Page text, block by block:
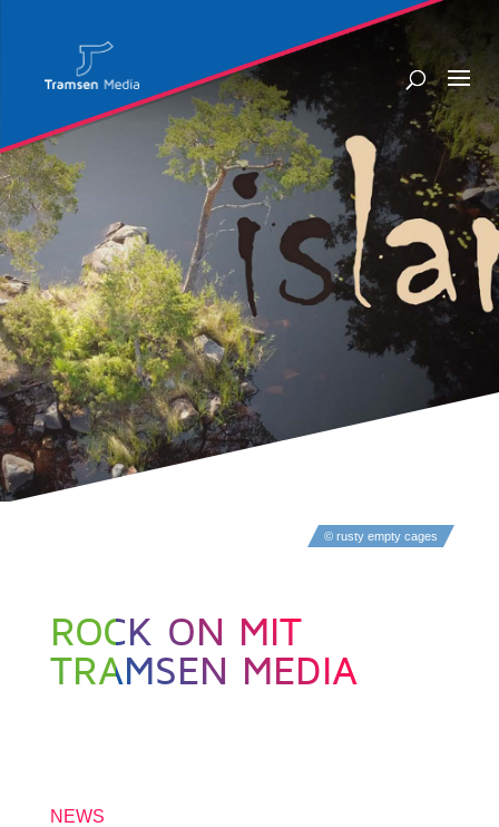
© rusty empty cages
ROCK ON MIT
TRAMSEN MEDIA
NEWS